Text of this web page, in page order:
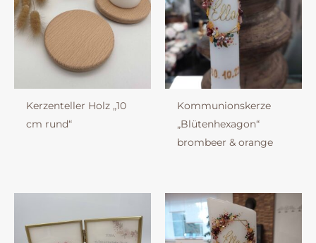
Kerzenteller Holz „10
cm rund“
Kommunionskerze
„Blütenhexagon“
brombeer & orange